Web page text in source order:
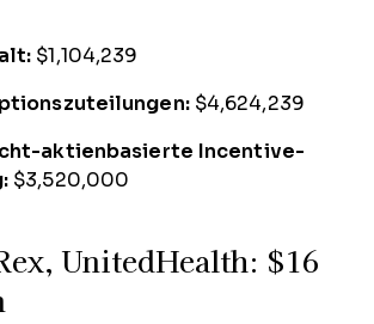
$1,104,239
$4,624,239
aktienbasierte Incentive-
$3,520,000
UnitedHealth: $16